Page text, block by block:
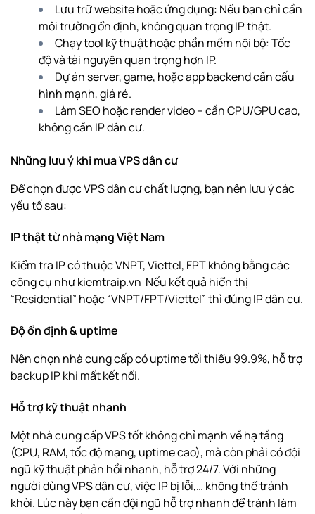
Lưu trữ website hoặc ứng dụng: Nếu bạn chỉ cần
môi trường ổn định, không quan trọng IP thật.
Chạy tool kỹ thuật hoặc phần mềm nội bộ: Tốc
độ và tài nguyên quan trọng hơn IP.
Dự án server, game, hoặc app backend cần cấu
hình mạnh, giá rẻ.
Làm SEO hoặc render video – cần CPU/GPU cao,
không cần IP dân cư.
Những lưu ý khi mua VPS dân cư
Để chọn được VPS dân cư chất lượng, bạn nên lưu ý các
yếu tố sau:
IP thật từ nhà mạng Việt Nam
Kiểm tra IP có thuộc VNPT, Viettel, FPT không bằng các
công cụ nhưkiemtraip.vn Nếu kết quả hiển thị
“Residential” hoặc “VNPT/FPT/Viettel” thì đúng IP dân cư.
Độ ổn định & uptime
Nên chọn nhà cung cấp có uptime tối thiểu 99.9%, hỗ trợ
backup IP khi mất kết nối.
Hỗ trợ kỹ thuật nhanh
Một nhà cung cấp VPS tốt không chỉ mạnh về hạ tầng
(CPU, RAM, tốc độ mạng, uptime cao), mà còn phải có đội
ngũ kỹ thuật phản hồi nhanh, hỗ trợ 24/7. Với những
người dùng VPS dân cư, việc IP bị lỗi,… không thể tránh
khỏi. Lúc này bạn cần đội ngũ hỗ trợ nhanh để tránh làm